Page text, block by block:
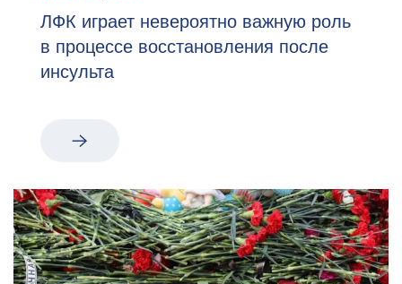
ЛФК играет невероятно важную роль
в процессе восстановления после
инсульта